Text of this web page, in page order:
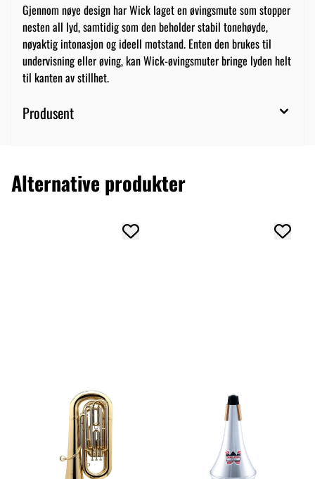
Gjennom nøye design har Wick laget en øvingsmute som stopper
nesten all lyd, samtidig som den beholder stabil tonehøyde,
nøyaktig intonasjon og ideell motstand. Enten den brukes til
undervisning eller øving, kan Wick-øvingsmuter bringe lyden helt
til kanten av stillhet.
Produsent
Alternative produkter